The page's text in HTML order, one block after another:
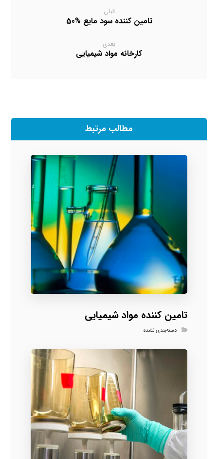
قبلی
تامین کننده سود مایع %50
بعدی
کارخانه مواد شیمیایی
مطالب مرتبط
تامین کننده مواد شیمیایی
دسته‌بندی نشده